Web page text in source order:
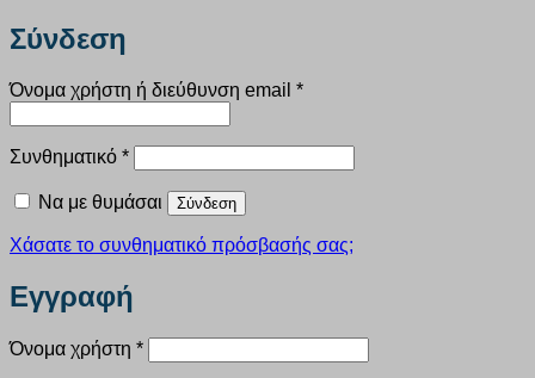
Σύνδεση
Όνομα χρήστη ή διεύθυνση email *Απαιτείται
Συνθηματικό *Απαιτείται
Να με θυμάσαι Σύνδεση
Χάσατε το συνθηματικό πρόσβασής σας;
Εγγραφή
Όνομα χρήστη *Απαιτείται